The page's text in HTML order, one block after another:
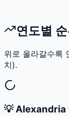
연도별
위로 올라갈수록
치).
💡Alexandria